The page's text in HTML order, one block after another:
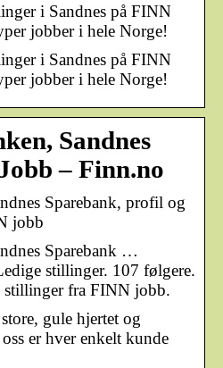
i Sandnes på FINN
jobber i hele Norge!
i Sandnes på FINN
jobber i hele Norge!
Sandnes
– Finn.no
Sparebank, profil og
jobb
Sparebank …
stillinger. 107 følgere.
stillinger fra FINN jobb.
gule hjertet og
er hver enkelt kunde